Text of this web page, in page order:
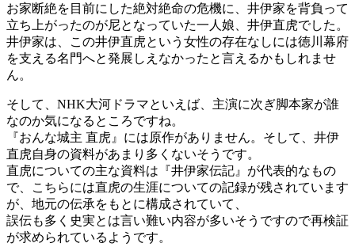
お家断絶を目前にした絶対絶命の危機に、井伊家を背負って
立ち上がったのが尼となっていた一人娘、井伊直虎でした。
井伊家は、この井伊直虎という女性の存在なしには徳川幕府
を支える名門へと発展しえなかったと言えるかもしれませ
ん。
そして、NHK大河ドラマといえば、主演に次ぎ脚本家が誰
なのか気になるところですね。
『おんな城主 直虎』には原作がありません。そして、井伊
直虎自身の資料があまり多くないそうです。
直虎についての主な資料は『井伊家伝記』が代表的なもの
で、こちらには直虎の生涯についての記録が残されています
が、地元の伝承をもとに構成されていて、
誤伝も多く史実とは言い難い内容が多いそうですので再検証
が求められているようです。